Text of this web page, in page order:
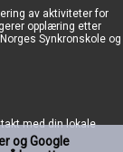
av aktiviteter for
opplæring etter
Synkronskole og
med din lokale
og Google